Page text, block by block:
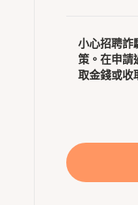
小心招聘詐
策。在申請
取金錢或收